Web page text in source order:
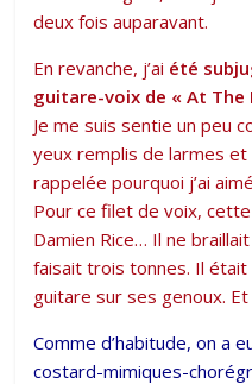
deux fois auparavant.
En revanche, j’ai été
guitare-voix de « At The
Je me suis sentie un peu
yeux remplis de larmes
rappelée pourquoi j’ai
Pour ce filet de voix,
Damien Rice… Il ne
faisait trois tonnes. Il
guitare sur ses genoux. Et
Comme d’habitude, on a
costard-mimiques-